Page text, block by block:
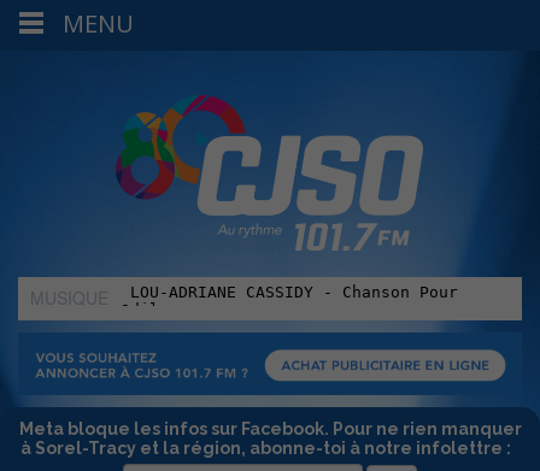
MUSIQUE
:
Meta bloque les infos sur Facebook. Pour ne rien manquer
à Sorel-Tracy et la région, abonne-toi à notre infolettre :
MENU